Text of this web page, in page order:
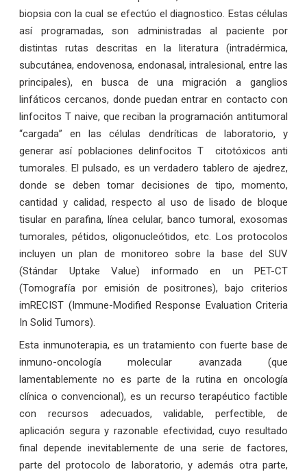
biopsia con la cual se efectúo el diagnostico. Estas células
así programadas, son administradas al paciente por
distintas rutas descritas en la literatura (intradérmica,
subcutánea, endovenosa, endonasal, intralesional, entre las
principales), en busca de una migración a ganglios
linfáticos cercanos, donde puedan entrar en contacto con
linfocitos T naive, que reciban la programación antitumoral
“cargada” en las células dendríticas de laboratorio, y
generar así poblaciones delinfocitos T citotóxicos anti
tumorales. El pulsado, es un verdadero tablero de ajedrez,
donde se deben tomar decisiones de tipo, momento,
cantidad y calidad, respecto al uso de lisado de bloque
tisular en parafina, línea celular, banco tumoral, exosomas
tumorales, pétidos, oligonucleótidos, etc. Los protocolos
incluyen un plan de monitoreo sobre la base del SUV
(Stándar Uptake Value) informado en un PET-CT
(Tomografía por emisión de positrones), bajo criterios
imRECIST (Immune-Modified Response Evaluation Criteria
In Solid Tumors).
Esta inmunoterapia, es un tratamiento con fuerte base de
inmuno-oncología molecular avanzada (que
lamentablemente no es parte de la rutina en oncología
clínica o convencional), es un recurso terapéutico factible
con recursos adecuados, validable, perfectible, de
aplicación segura y razonable efectividad, cuyo resultado
final depende inevitablemente de una serie de factores,
parte del protocolo de laboratorio, y además otra parte,